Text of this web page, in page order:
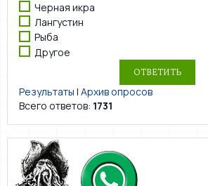
Черная икра
Лангустин
Рыба
Другое
Результаты | Архив опросов
Всего ответов: 1731